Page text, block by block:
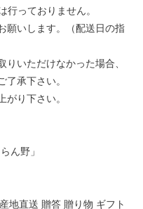
行っておりません。
願いします。（配送日の指
いただけなかった場合、
了承下さい。
り下さい。
ん野」
地直送 贈答 贈り物 ギフト